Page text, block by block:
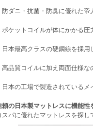
防ダニ・抗菌・防臭に優れた
ポケットコイルが体にかかる
日本最高クラスの硬鋼線を採
高品質コイルに加え両面仕様
日本の工場で製造されているメ
頼の日本製マットレスに機能性
スパに優れたマットレスを探し